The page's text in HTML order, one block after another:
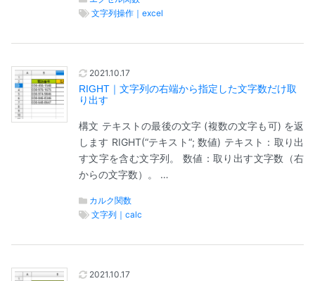
文字列操作｜excel
2021.10.17
RIGHT｜文字列の右端から指定した文字数だけ取
り出す
構文 テキストの最後の文字 (複数の文字も可) を返
します RIGHT(“テキスト“; 数値) テキスト：取り出
す文字を含む文字列。 数値：取り出す文字数（右
からの文字数）。 …
カルク関数
文字列｜calc
2021.10.17